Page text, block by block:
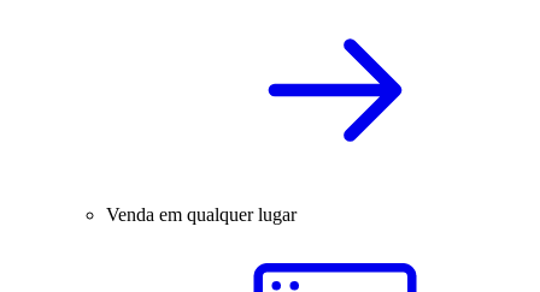
Venda em qualquer lugar